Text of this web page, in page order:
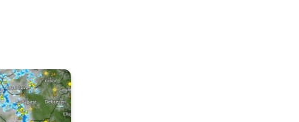
Specijalna vrsta prognoze. . .